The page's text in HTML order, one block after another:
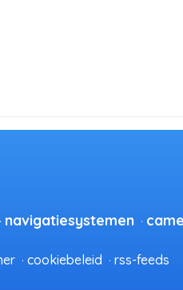
navigatiesystemen
cookiebeleid rss-feeds